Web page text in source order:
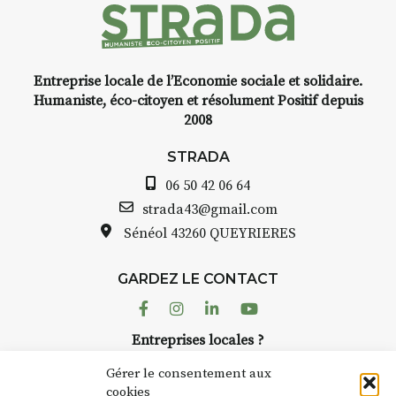
Gérer le consentement aux
cookies
d’Auzon, cette expo-
installation temporaire vous
livre une raison de plus d’aller
faire un tour dans la cité
médiévale du Brivadois cet été.
INTERVIEW
STRADA Bernard Turle, vous
Auzon…
Bernard TURLE Le Fumoir n’est
pas une galerie permanente.
Chaque année, le 1er dimanche
d’août, l’association
Entreprise locale de l’Economie sociale et solidaire.
Humaniste, éco-citoyen et résolument Positif depuis
2008
STRADA
06 50 42 06 64
strada43@gmail.com
Sénéol 43260 QUEYRIERES
GARDEZ LE CONTACT
FacebookInstagram
LinkedinYoutube
Entreprises locales ?